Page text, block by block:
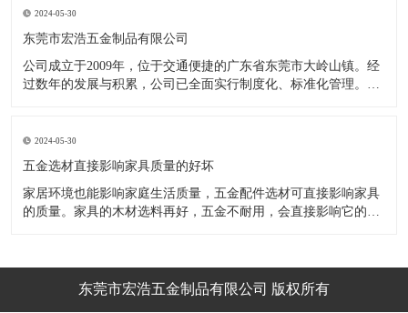
调节脚，橱柜就像得了“软骨症”，站都站不直……五花八门的橱
柜五金件好
2024-05-30
东莞市宏浩五金制品有限公司
公司成立于2009年，位于交通便捷的广东省东莞市大岭山镇。经
过数年的发展与积累，公司已全面实行制度化、标准化管理。从
的改造创新，设计制造了一系列更加新颖、美观、更具时代潮流
的新
2024-05-30
五金选材直接影响家具质量的好坏
家居环境也能影响家庭生活质量，五金配件选材可直接影响家具
的质量。家具的木材选料再好，五金不耐用，会直接影响它的使
金、铝合金等。不同五金的加工工艺不同：钳工、表面涂覆处
理、焊接、机械加东莞市宏浩五金制品有限公司 版权所有